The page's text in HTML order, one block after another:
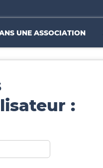
UNE ASSOCIATION
: